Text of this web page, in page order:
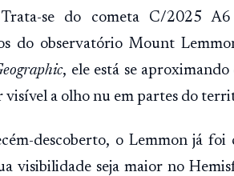
Trata-se do cometa C/2025
do observatório Mount
, ele está se
visível a olho nu em partes do
descoberto, o Lemmon já
visibilidade seja maior no